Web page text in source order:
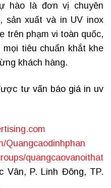
hào là đơn vị chuyên
sản xuất và in UV inox
trên phạm vi toàn quốc,
tiêu chuẩn khắt khe
khách hàng.
tư vấn báo giá in uv
Quangcaodinhphan
quangcaovanoithat
Vân, P. Linh Đông, TP.